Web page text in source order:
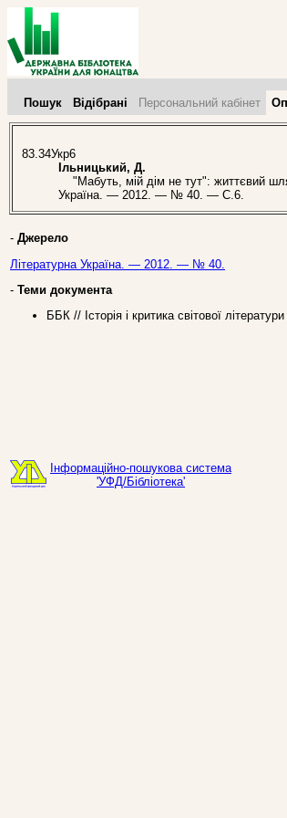
Пошук Відібрані Персональний кабінет
83.34Укр6
Ільницький, Д.
"Мабуть, мій дім не тут": життєвий
Україна. — 2012. — № 40. — С.6.
- Джерело
Літературна Україна. — 2012. — № 40.
- Теми документа
ББК // Історія і критика світової
Інформаційно-пошукова система
'УФД/Бібліотека'